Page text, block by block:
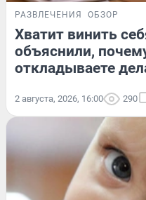
РАЗВЛЕЧЕНИЯ ОБЗОР
Хватит винить
объяснили,
откладываете
2 августа, 2026, 16:00 290